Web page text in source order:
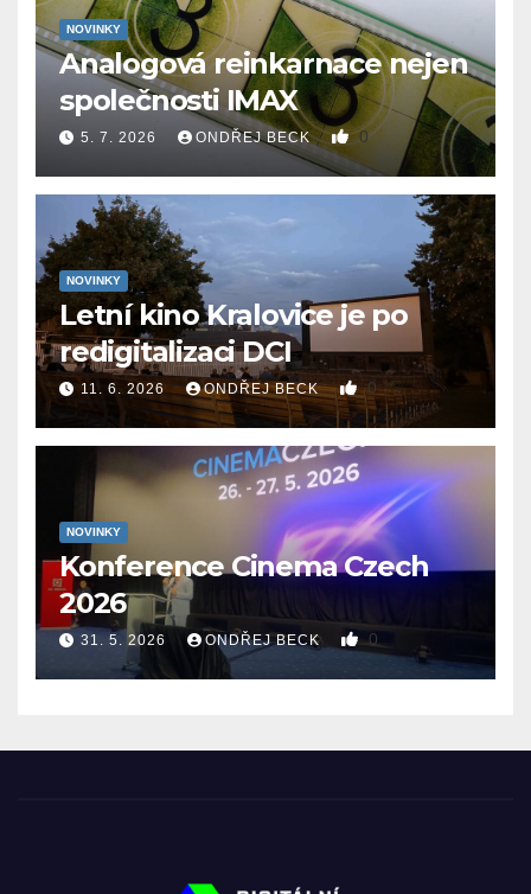
NOVINKY
Analogová reinkarnace nejen
společnosti IMAX
5. 7. 2026 ONDŘEJ BECK 0
NOVINKY
Letní kino Kralovice je po
redigitalizaci DCI
11. 6. 2026 ONDŘEJ BECK 0
NOVINKY
Konference Cinema Czech
2026
31. 5. 2026 ONDŘEJ BECK 0